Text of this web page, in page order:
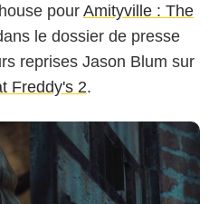
pour Amityville : The
le dossier de presse
reprises Jason Blum sur
Freddy's 2.